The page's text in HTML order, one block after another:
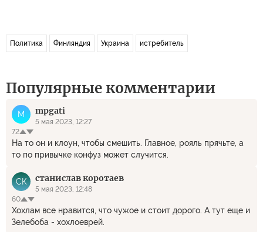
Политика Финляндия Украина истребитель
Популярные комментарии
M mpgati
5 мая 2023, 12:27
72
На то он и клоун, чтобы смешить. Главное, рояль прячьте, а
то по привычке конфуз может случится.
СК станислав коротаев
5 мая 2023, 12:48
60
Хохлам все нравится, что чужое и стоит дорого. А тут еще и
Зелебоба - хохлоеврей.